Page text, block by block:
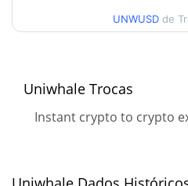
Semana Alta
tempos
UNWUSD de
Uniwhale Trocas
Instant crypto to crypto